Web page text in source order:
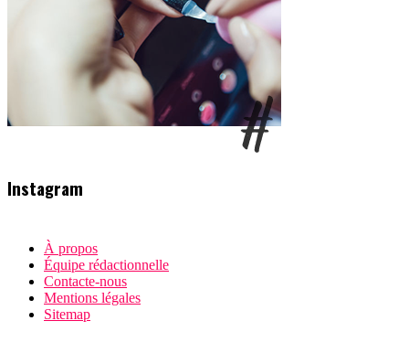
Instagram
À propos
Équipe rédactionnelle
Contacte-nous
Mentions légales
Sitemap